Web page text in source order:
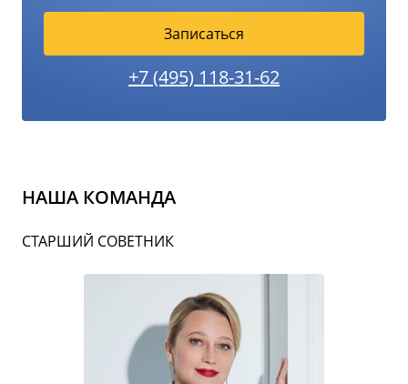
Записаться
+7 (495) 118-31-62
НАША КОМАНДА
СТАРШИЙ СОВЕТНИК